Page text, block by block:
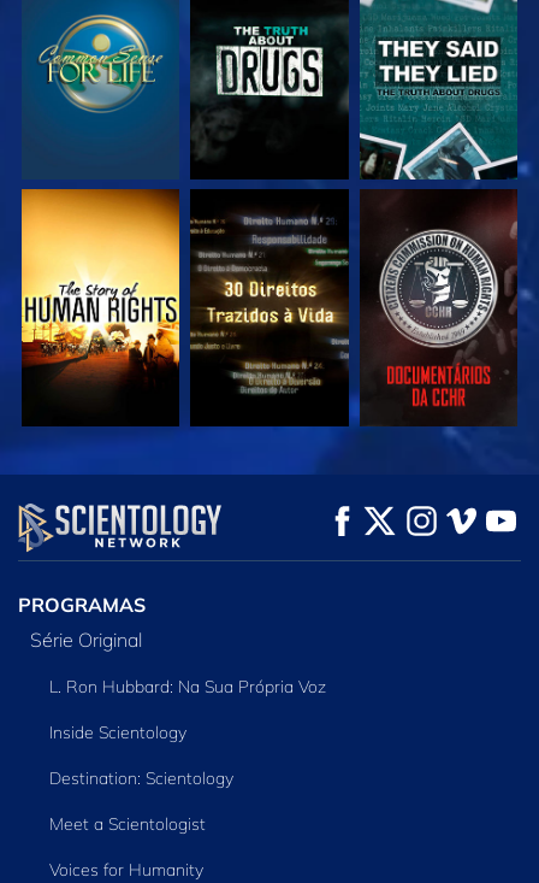
VEJA VEJA VEJA
VEJA VEJA VEJA
VEJA EXPLORE A SÉRIE
PROGRAMAS
Série Original
L. Ron Hubbard: Na Sua Própria Voz
Inside Scientology
Destination: Scientology
Meet a Scientologist
Voices for Humanity